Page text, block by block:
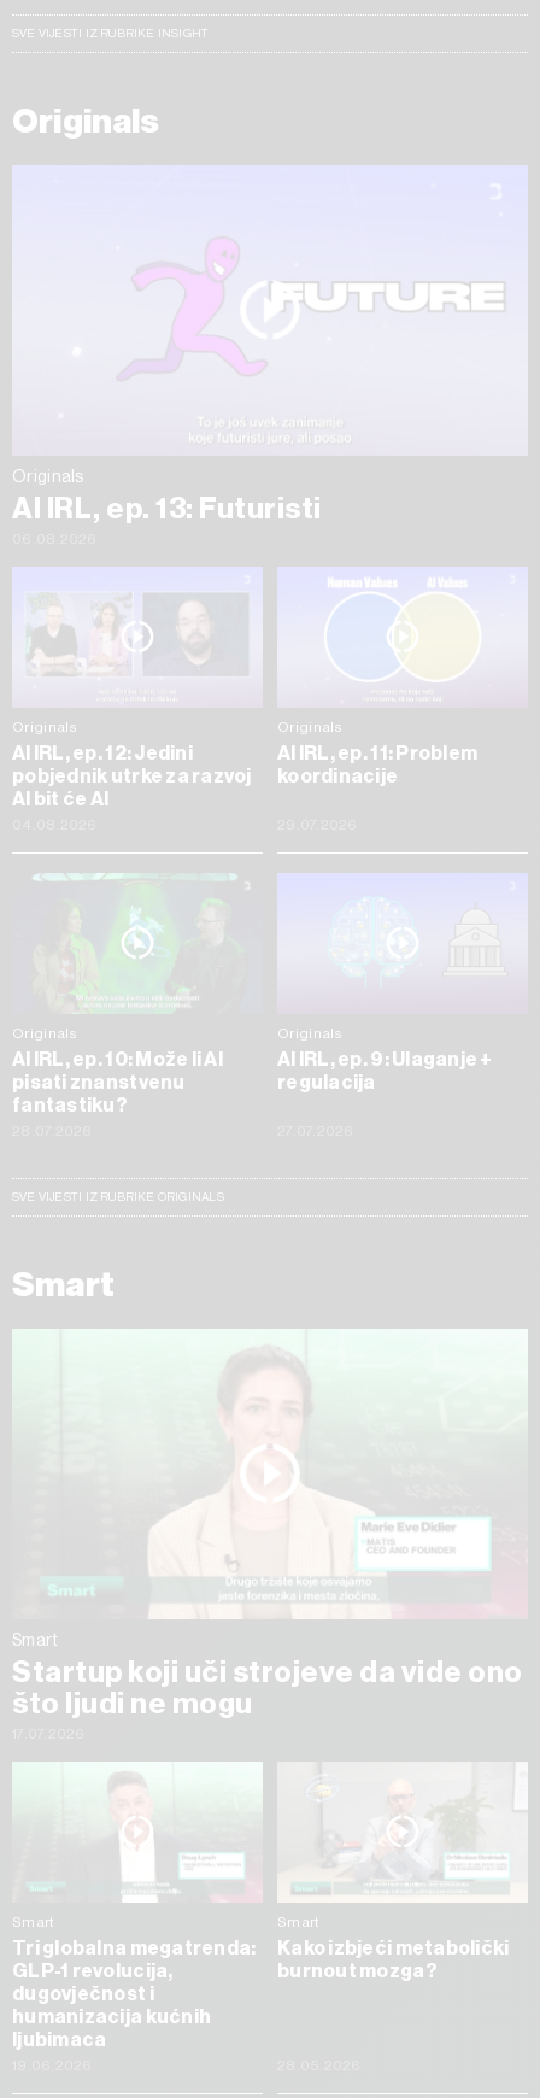
SVE VIJESTI IZ RUBRIKE INSIGHT
Originals
Originals
AI IRL, ep. 13: Futuristi
Originals
AI IRL, ep. 12: Jedini
pobjednik utrke za razvoj
AI bit će AI
Originals
AI IRL, ep. 11: Problem
koordinacije
Originals
AI IRL, ep. 10: Može li AI
pisati znanstvenu
fantastiku?
Originals
AI IRL, ep. 9: Ulaganje +
regulacija
SVE VIJESTI IZ RUBRIKE ORIGINALS
Smart
Smart
Startup koji uči strojeve da vide ono
što ljudi ne mogu
Smart
Tri globalna megatrenda:
GLP-1 revolucija,
dugovječnost i
humanizacija kućnih
ljubimaca
Smart
Kako izbjeći metabolički
burnout mozga?